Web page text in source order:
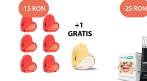
-15 RON -25 RON